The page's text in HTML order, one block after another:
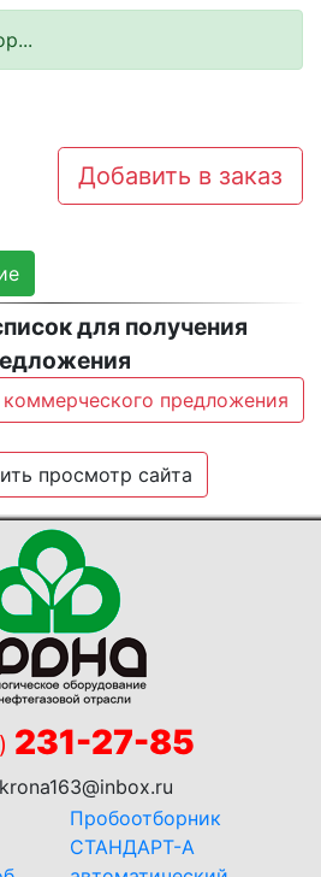
Добавить в заказ
для получения
предложения
просмотр сайта
231-27-85
krona163@inbox.ru
Пробоотборник
СТАНДАРТ-А